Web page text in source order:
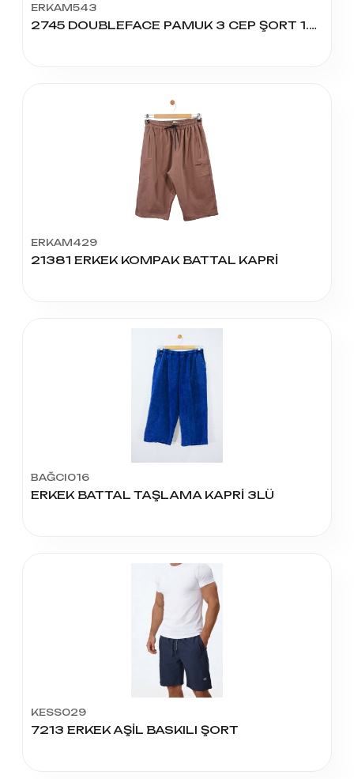
ERKAM543
2745 DOUBLEFACE PAMUK 3 CEP ŞORT 1.2.3.4.5
ERKAM429
21381 ERKEK KOMPAK BATTAL KAPRİ
BAĞCI016
ERKEK BATTAL TAŞLAMA KAPRİ 3LÜ
KESS029
7213 ERKEK AŞİL BASKILI ŞORT